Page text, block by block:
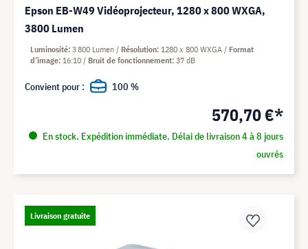
Epson EB-W49 Vidéoprojecteur, 1280 x 800 WXGA,
3800 Lumen
570,70 €*
En stock. Expédition immédiate. Délai de livraison 4 à 8 jours
ouvrés
Luminosité 3 800 Lumen Résolution 1280 x 800 WXGA
Format
d’image 16:10 Bruit de fonctionnement 37 dB
Convient pour : 100 %
Livraison gratuite